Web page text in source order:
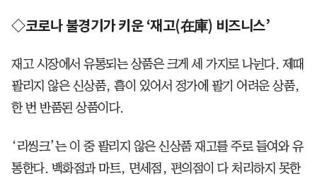
◇코로나 불경기가 키운 ‘재고(在庫) 비즈니스’
재고 시장에서 유통되는 상품은 크게 세 가지로 나뉜다. 제때
팔리지 않은 신상품, 흠이 있어서 정가에 팔기 어려운 상품,
한 번 반품된 상품이다.
‘리씽크’는 이 중 팔리지 않은 신상품 재고를 주로 들여와 유
통한다. 백화점과 마트, 면세점, 편의점이 다 처리하지 못한